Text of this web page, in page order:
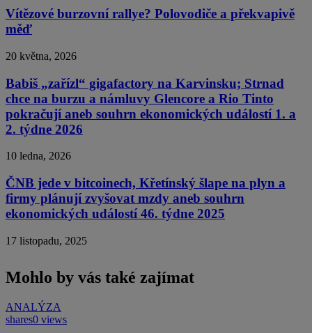
Vítězové burzovní rallye? Polovodiče a překvapivě
měď
20 května, 2026
Babiš „zařízl“ gigafactory na Karvinsku; Strnad
chce na burzu a námluvy Glencore a Rio Tinto
pokračují aneb souhrn ekonomických událostí 1. a
2. týdne 2026
10 ledna, 2026
ČNB jede v bitcoinech, Křetínský šlape na plyn a
firmy plánují zvyšovat mzdy aneb souhrn
ekonomických událostí 46. týdne 2025
17 listopadu, 2025
Mohlo by vás také zajímat
ANALÝZA
shares0 views